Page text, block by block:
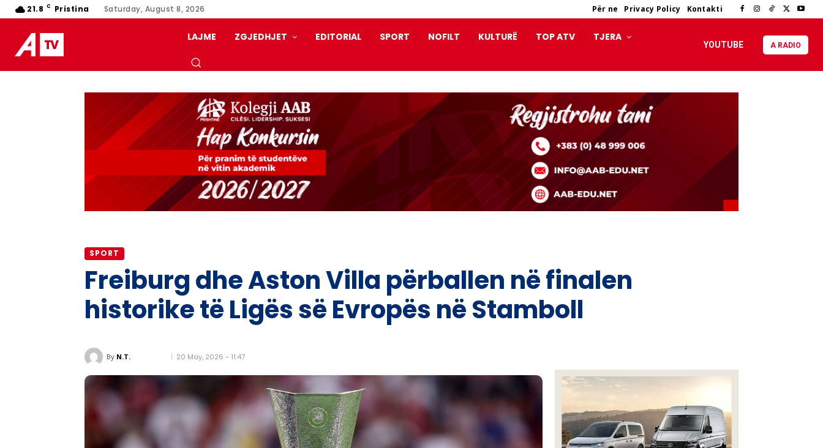
21.8 C Pristina Saturday, August 8, 2026 Për ne Privacy Policy Kontakti
LAJME ZGJEDHJET EDITORIAL SPORT NOFILT KULTURË TOP ATV TJERA
YOUTUBE A RADIO
SPORT
Freiburg dhe Aston Villa përballen në finalen
historike të Ligës së Evropës në Stamboll
By N.T. 20 May, 2026 - 11:47